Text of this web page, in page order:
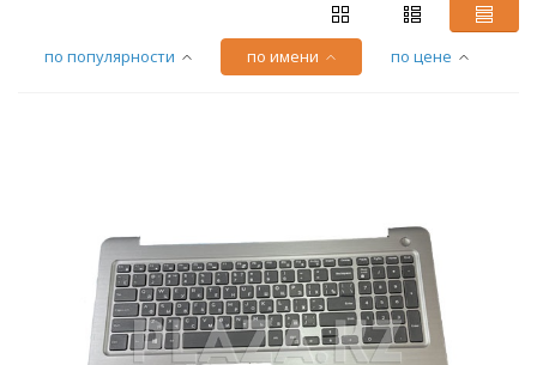
по популярности по имени по цене